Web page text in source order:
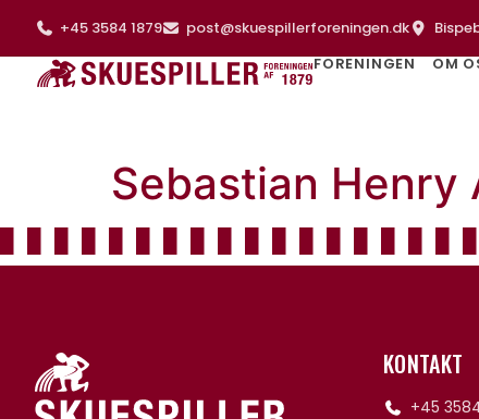
+45 3584 1879 post@skuespillerforeningen.dk
FORENINGEN
OM
Sebastian Henry
KONTAKT
+45